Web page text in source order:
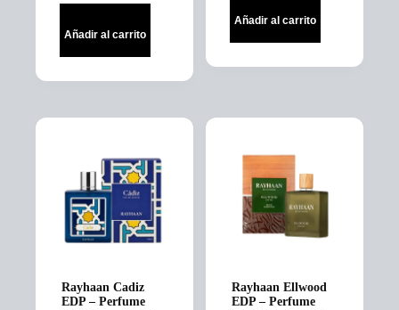
was:
is:
Añadir al carrito
was:
is:
Añadir al carrito
Rayhaan Cadiz
EDP – Perfume
Rayhaan Ellwood
EDP – Perfume